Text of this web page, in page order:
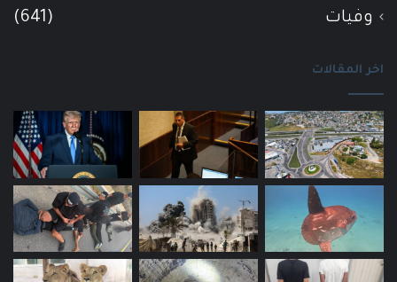
وفيات (641)
اخر المقالات